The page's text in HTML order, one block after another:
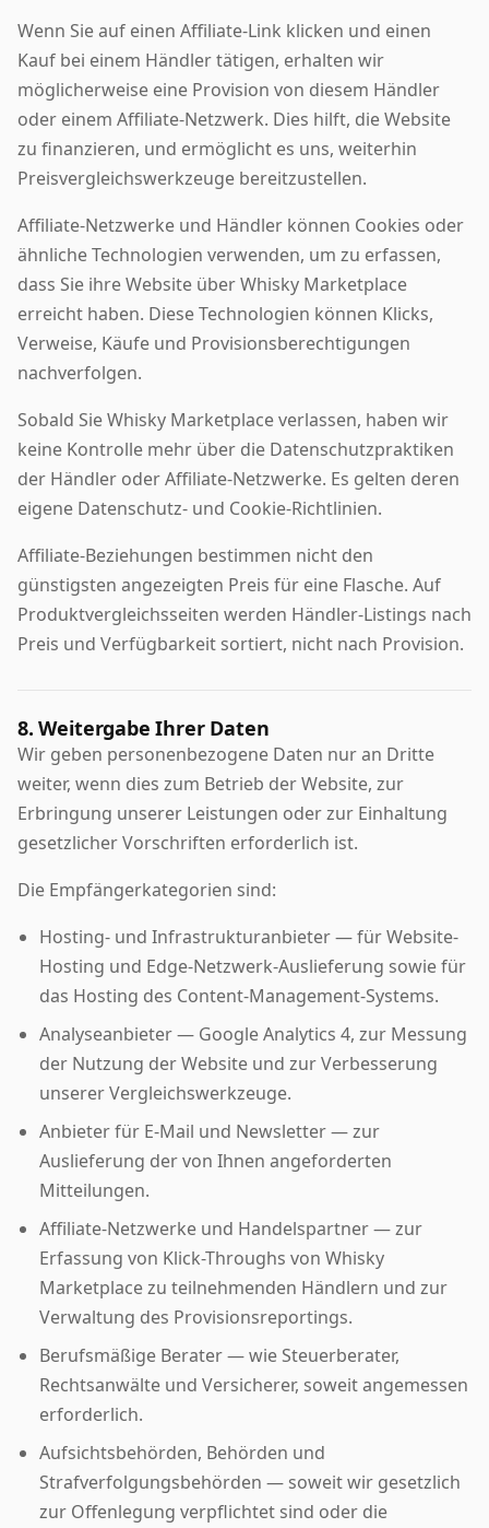
Wenn Sie auf einen Affiliate-Link klicken und einen
Kauf bei einem Händler tätigen, erhalten wir
möglicherweise eine Provision von diesem Händler
oder einem Affiliate-Netzwerk. Dies hilft, die Website
zu finanzieren, und ermöglicht es uns, weiterhin
Preisvergleichswerkzeuge bereitzustellen.
Affiliate-Netzwerke und Händler können Cookies oder
ähnliche Technologien verwenden, um zu erfassen,
dass Sie ihre Website über Whisky Marketplace
erreicht haben. Diese Technologien können Klicks,
Verweise, Käufe und Provisionsberechtigungen
nachverfolgen.
Sobald Sie Whisky Marketplace verlassen, haben wir
keine Kontrolle mehr über die Datenschutzpraktiken
der Händler oder Affiliate-Netzwerke. Es gelten deren
eigene Datenschutz- und Cookie-Richtlinien.
Affiliate-Beziehungen bestimmen nicht den
günstigsten angezeigten Preis für eine Flasche. Auf
Produktvergleichsseiten werden Händler-Listings nach
Preis und Verfügbarkeit sortiert, nicht nach Provision.
8. Weitergabe Ihrer Daten
Wir geben personenbezogene Daten nur an Dritte
weiter, wenn dies zum Betrieb der Website, zur
Erbringung unserer Leistungen oder zur Einhaltung
gesetzlicher Vorschriften erforderlich ist.
Die Empfängerkategorien sind:
Hosting- und Infrastrukturanbieter — für Website-
Hosting und Edge-Netzwerk-Auslieferung sowie für
das Hosting des Content-Management-Systems.
Analyseanbieter — Google Analytics 4, zur Messung
der Nutzung der Website und zur Verbesserung
unserer Vergleichswerkzeuge.
Anbieter für E-Mail und Newsletter — zur
Auslieferung der von Ihnen angeforderten
Mitteilungen.
Affiliate-Netzwerke und Handelspartner — zur
Erfassung von Klick-Throughs von Whisky
Marketplace zu teilnehmenden Händlern und zur
Verwaltung des Provisionsreportings.
Berufsmäßige Berater — wie Steuerberater,
Rechtsanwälte und Versicherer, soweit angemessen
erforderlich.
Aufsichtsbehörden, Behörden und
Strafverfolgungsbehörden — soweit wir gesetzlich
zur Offenlegung verpflichtet sind oder die